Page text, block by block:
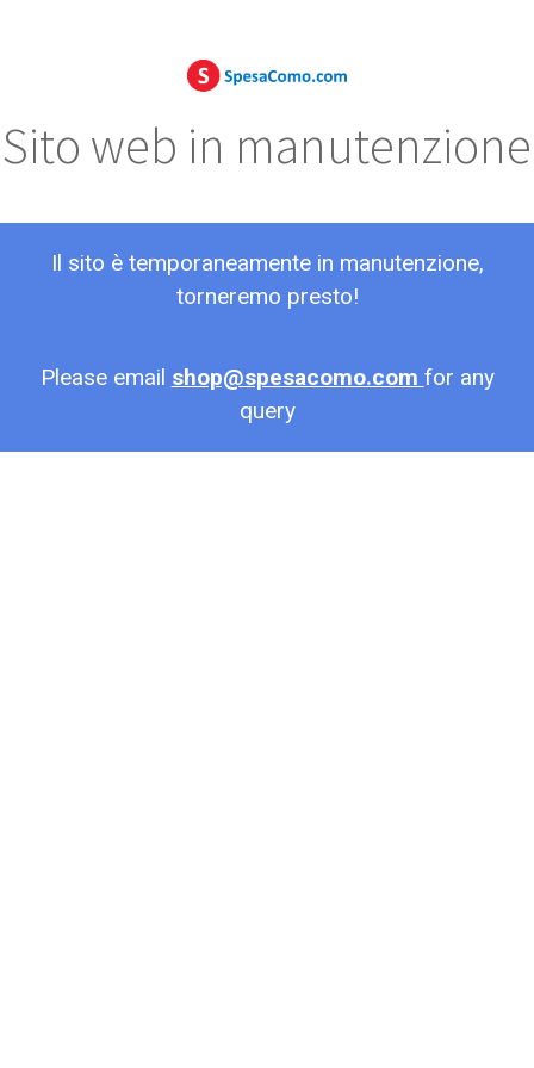
Sito web in manutenzione
Il sito è temporaneamente in manutenzione,
torneremo presto!
Please email shop@spesacomo.com for any
query